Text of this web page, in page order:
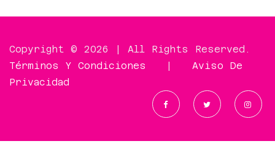
Copyright © 2026 | All Rights Reserved.
Términos Y Condiciones
Aviso De
Privacidad